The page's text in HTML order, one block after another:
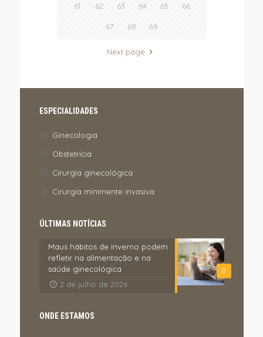
61 62 63 64 65 66
67 68 69
Next page
ESPECIALIDADES
Ginecologia
Obstetrícia
Cirurgia ginecológica
Cirurgia minimente invasiva
ÚLTIMAS NOTÍCIAS
0
Maus hábitos de inverno podem
refletir na alimentação e na
saúde ginecológica
2 de julho de 2026
ONDE ESTAMOS